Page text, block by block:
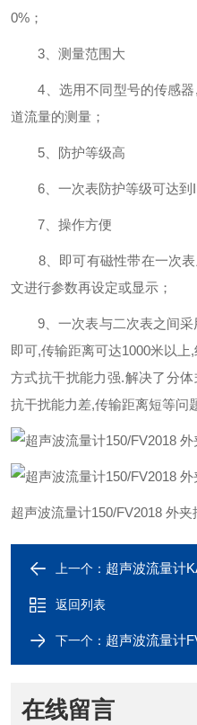
0%；
3、测量范围大
4、选用不同型号的传感器,
道流量的测量；
5、防护等级高
6、一次表防护等级可达到
7、操作方便
8、即可有磁性带在一次表
文进行参数再设定或显示；
9、一次表与二次表之间采
即可,传输距离可达1000米以
方式抗干扰能力强.解决了分
抗干扰能力差,传输距离短等问
超声波流量计150/FV2018 外
上一个： 超声波流量计
返回列表
下一个： 超声波流量计
在线留言